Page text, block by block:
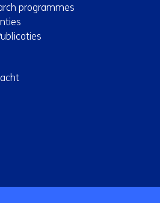
programmes